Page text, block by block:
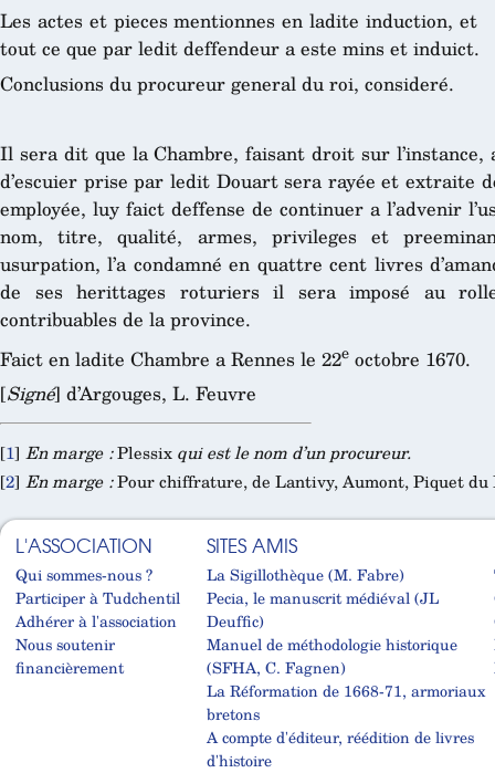
Les actes et pieces mentionnes en ladite induction, et
tout ce que par ledit deffendeur a este mins et induict.
Conclusions du procureur general du roi, consideré.
Il sera dit que la Chambre, faisant droit sur l’instance,
d’escuier prise par ledit Douart sera rayée et extraite
employée, luy faict deffense de continuer a l’advenir
nom, titre, qualité, armes, privileges et
usurpation, l’a condamné en quattre cent livres
de ses herittages roturiers il sera imposé au
contribuables de la province.
Faict en ladite Chambre a Rennes le 22e octobre 1670.
[Signé] d’Argouges, L. Feuvre
[1] En marge :Plessix qui est le nom d’un procureur.
[2] En marge :Pour chiffrature, de Lantivy, Aumont, Piquet du
L'ASSOCIATION
Qui sommes-nous ?
Participer à Tudchentil
Adhérer à l'association
Nous soutenir
financièrement
SITES AMIS
La Sigillothèque (M. Fabre)
Pecia, le manuscrit médiéval (JL
Deuffic)
Manuel de méthodologie historique
(SFHA, C. Fagnen)
La Réformation de 1668-71, armoriaux
bretons
A compte d'éditeur, réédition de livres
d'histoire